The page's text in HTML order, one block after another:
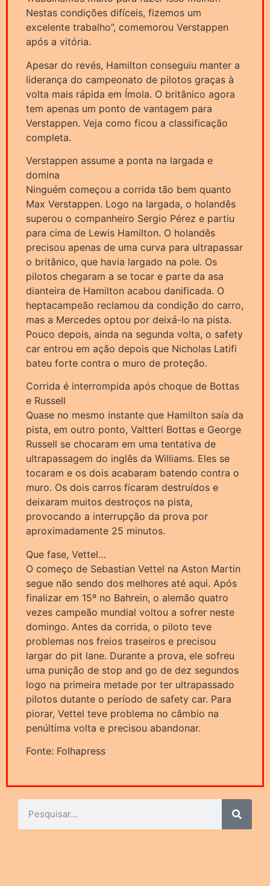
Nestas condições difíceis, fizemos um
excelente trabalho”, comemorou Verstappen
após a vitória.
Apesar do revés, Hamilton conseguiu manter a
liderança do campeonato de pilotos graças à
volta mais rápida em Ímola. O britânico agora
tem apenas um ponto de vantagem para
Verstappen. Veja como ficou a classificação
completa.
Verstappen assume a ponta na largada e
domina
Ninguém começou a corrida tão bem quanto
Max Verstappen. Logo na largada, o holandês
superou o companheiro Sergio Pérez e partiu
para cima de Lewis Hamilton. O holandês
precisou apenas de uma curva para ultrapassar
o britânico, que havia largado na pole. Os
pilotos chegaram a se tocar e parte da asa
dianteira de Hamilton acabou danificada. O
heptacampeão reclamou da condição do carro,
mas a Mercedes optou por deixá-lo na pista.
Pouco depois, ainda na segunda volta, o safety
car entrou em ação depois que Nicholas Latifi
bateu forte contra o muro de proteção.
Corrida é interrompida após choque de Bottas
e Russell
Quase no mesmo instante que Hamilton saía da
pista, em outro ponto, Valtteri Bottas e George
Russell se chocaram em uma tentativa de
ultrapassagem do inglês da Williams. Eles se
tocaram e os dois acabaram batendo contra o
muro. Os dois carros ficaram destruídos e
deixaram muitos destroços na pista,
provocando a interrupção da prova por
aproximadamente 25 minutos.
Que fase, Vettel…
O começo de Sebastian Vettel na Aston Martin
segue não sendo dos melhores até aqui. Após
finalizar em 15º no Bahrein, o alemão quatro
vezes campeão mundial voltou a sofrer neste
domingo. Antes da corrida, o piloto teve
problemas nos freios traseiros e precisou
largar do pit lane. Durante a prova, ele sofreu
uma punição de stop and go de dez segundos
logo na primeira metade por ter ultrapassado
pilotos dutante o período de safety car. Para
piorar, Vettel teve problema no câmbio na
penúltima volta e precisou abandonar.
Fonte: Folhapress